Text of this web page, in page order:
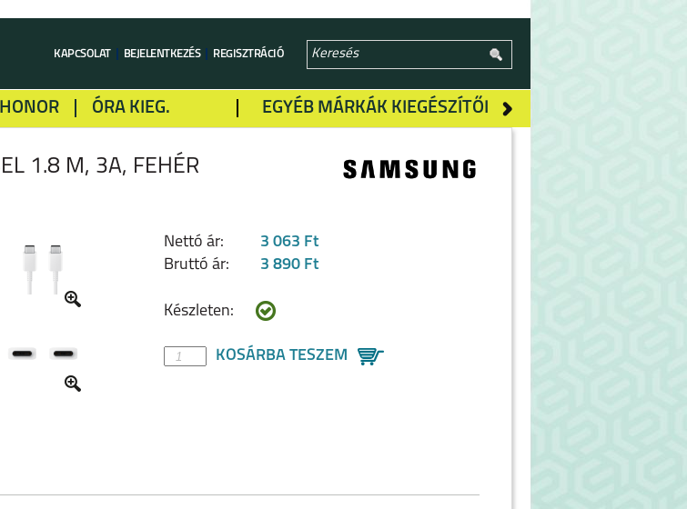
KAPCSOLAT BEJELENTKEZÉS REGISZTRÁCIÓ
EGYÉB MÁRKÁK KIEGÉSZÍTŐI
HONOR ÓRA KIEG.
1.8 M, 3A, FEHÉR
Nettó ár:
3 063 Ft
Bruttó ár:
3 890 Ft
Készleten:
KOSÁRBA TESZEM